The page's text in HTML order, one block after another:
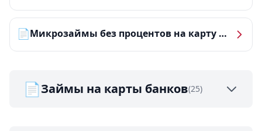
📄 Микрозаймы без процентов на карту — ТОП-10 за 2026 год
📄Займы на карты банков(25)